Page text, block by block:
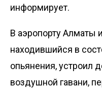
информирует.
В аэропорту Алматы
находившийся в
опьянения, устроил
воздушной гавани,